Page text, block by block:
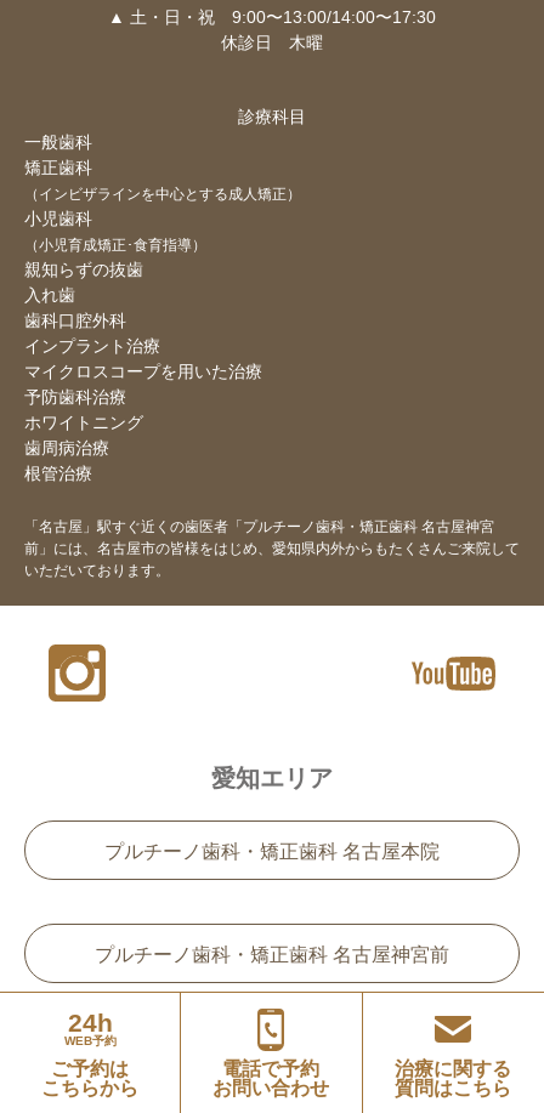
▲ 土・日・祝 9:00〜13:00/14:00〜17:30
休診日 木曜
診療科目
一般歯科
矯正歯科
（インビザラインを中心とする成人矯正）
小児歯科
（小児育成矯正･食育指導）
親知らずの抜歯
入れ歯
歯科口腔外科
インプラント治療
マイクロスコープを用いた治療
予防歯科治療
ホワイトニング
歯周病治療
根管治療
「名古屋」駅すぐ近くの歯医者「プルチーノ歯科・矯正歯科 名古屋神宮
前」には、名古屋市の皆様をはじめ、 愛知県内外からもたくさんご来院して
いただいております。
愛知エリア
プルチーノ歯科・矯正歯科 名古屋本院
プルチーノ歯科・矯正歯科 名古屋神宮前
〒456-0032 愛知県名古屋市熱田区三本松町18-4
ミュープラット神宮前4F
三重エリア
24h
WEB予約
ご予約は
こちらから
電話で予約
お問い合わせ
治療に関する
質問はこちら